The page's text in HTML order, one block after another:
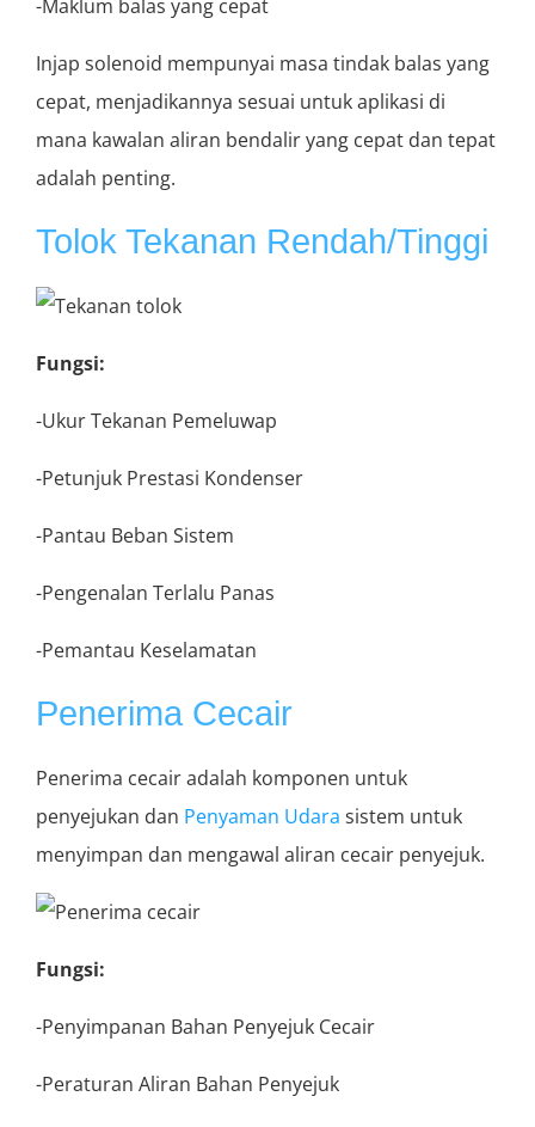
-Maklum balas yang cepat
Injap solenoid mempunyai masa tindak balas yang
cepat, menjadikannya sesuai untuk aplikasi di
mana kawalan aliran bendalir yang cepat dan tepat
adalah penting.
Tolok Tekanan Rendah/Tinggi
Fungsi:
-Ukur Tekanan Pemeluwap
-Petunjuk Prestasi Kondenser
-Pantau Beban Sistem
-Pengenalan Terlalu Panas
-Pemantau Keselamatan
Penerima Cecair
Penerima cecair adalah komponen untuk
penyejukan dan Penyaman Udara sistem untuk
menyimpan dan mengawal aliran cecair penyejuk.
Fungsi:
-Penyimpanan Bahan Penyejuk Cecair
-Peraturan Aliran Bahan Penyejuk